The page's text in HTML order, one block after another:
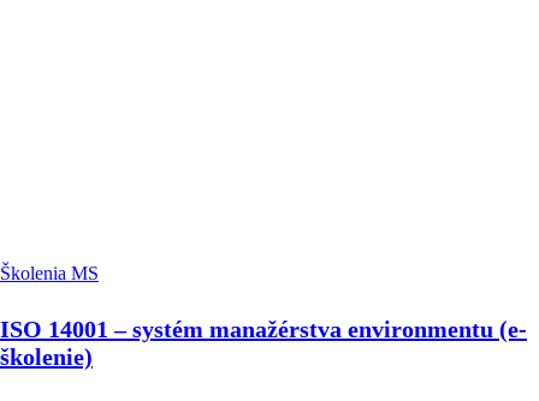
Školenia MS
ISO 14001 – systém manažérstva environmentu (e-
školenie)